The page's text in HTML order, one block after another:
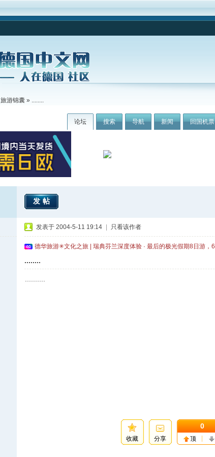
论坛 搜索 导航 新闻 回国机票
旅游锦囊» ........
发帖
发表于 2004-5-11 19:14 只看该作者
德华旅游✳文化之旅 | 瑞典芬兰深度体验 · 最后的极光假期8日游
........
收藏 分享
0
顶